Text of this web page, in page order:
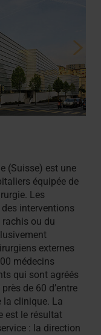
(Suisse) est une
équipée de
Les
interventions
ou du
externes
médecins
qui sont agréés
de 60 d’entre
la clinique. La
est le résultat
: la direction